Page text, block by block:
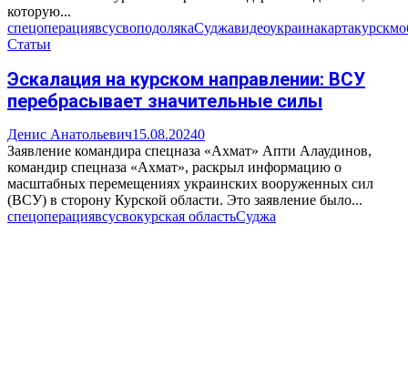
которую...
спецоперациявсусвоподолякаСуджавидеоукраинакартакурск
Статьи
Эскалация на курском направлении: ВСУ
перебрасывает значительные силы
Денис Анатольевич15.08.20240
Заявление командира спецназа «Ахмат» Апти Алаудинов,
командир спецназа «Ахмат», раскрыл информацию о
масштабных перемещениях украинских вооруженных сил
(ВСУ) в сторону Курской области. Это заявление было...
спецоперациявсусвокурская областьСуджа